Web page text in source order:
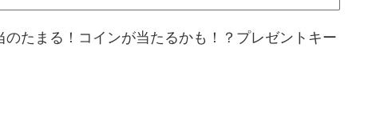
たまる！コインが当たるかも！？プレゼントキー